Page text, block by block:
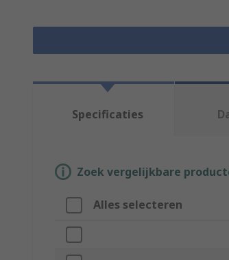
Specificaties
Zoek vergelijkbare
Alles selecteren